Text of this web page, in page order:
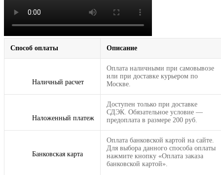
Способ оплаты Описание
Наличный расчет
Оплата наличными при самовывозе
или при доставке курьером по
Москве.
Наложенный платеж
Доступен только при доставке
СДЭК. Обязательное условие —
предоплата в размере 200 руб.
Банковская карта
Оплата банковской картой на сайте.
Для выбора данного способа оплаты
нажмите кнопку «Оплата заказа
банковской картой».